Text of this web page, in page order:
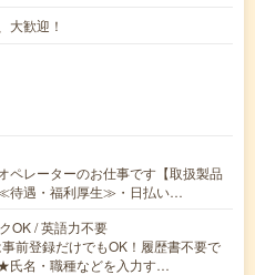
大歓迎！
ペレーターのお仕事です【取扱製品
待遇・福利厚生≫・日払い…
OK / 英語力不要
前登録だけでもOK！履歴書不要で
氏名・職種などを入力す…